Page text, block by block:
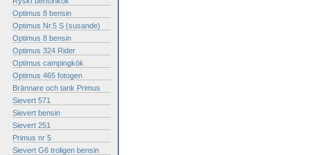
Optimus 8 bensin
Optimus Nr.5 S (susande)
Optimus 8 bensin
Optimus 324 Rider
Optimus campingkök
Optimus 465 fotogen
Brännare och tank Primus
Sievert 571
Sievert bensin
Sievert 251
Primus nr 5
Sievert G6 troligen bensin